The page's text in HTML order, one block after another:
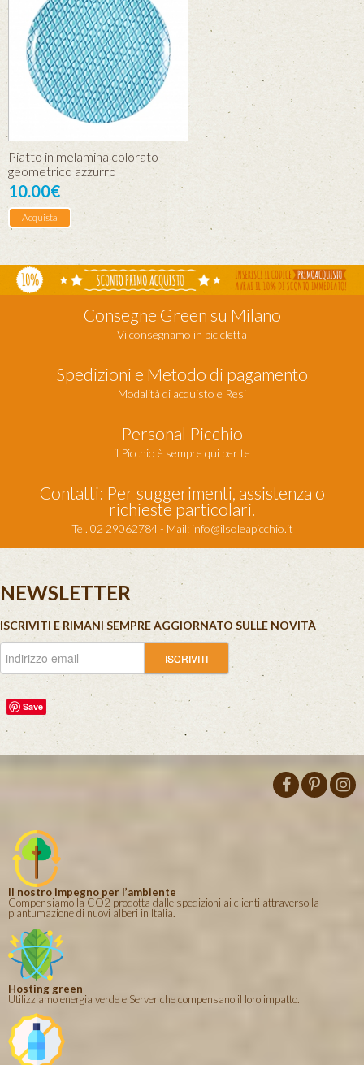
Piatto in melamina colorato
geometrico azzurro
10.00€
Acquista
Consegne Green su Milano
Vi consegnamo in bicicletta
Spedizioni e Metodo di pagamento
Modalità di acquisto e Resi
Personal Picchio
il Picchio è sempre qui per te
Contatti: Per suggerimenti, assistenza o
richieste particolari.
Tel. 02 29062784 - Mail: info@ilsoleapicchio.it
NEWSLETTER
ISCRIVITI E RIMANI SEMPRE AGGIORNATO SULLE NOVITÀ
Save
Il nostro impegno per l’ambiente
Compensiamo la CO2 prodotta dalle spedizioni ai clienti attraverso la
piantumazione di nuovi alberi in Italia.
Hosting green
Utilizziamo energia verde e Server che compensano il loro impatto.